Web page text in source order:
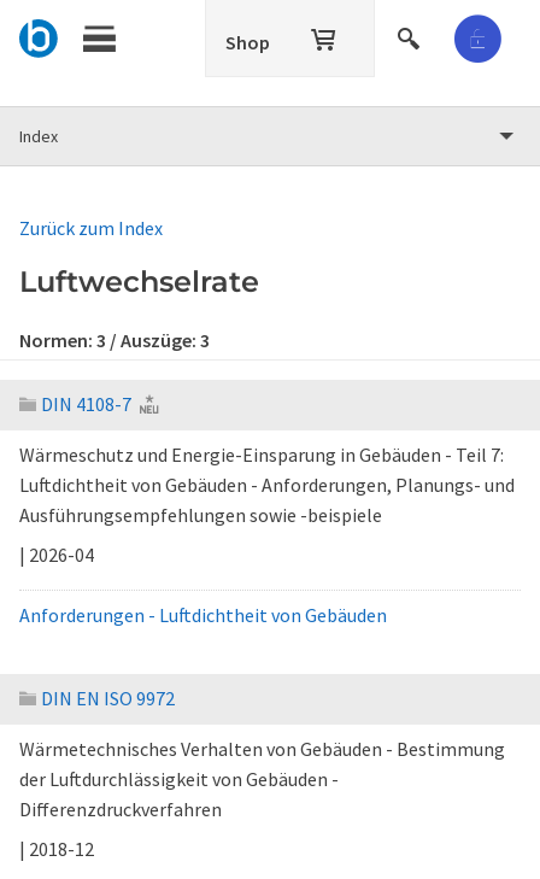
Shop
Index
Zurück zum Index
Luftwechselrate
Normen: 3 / Auszüge: 3
DIN 4108-7
Wärmeschutz und Energie-Einsparung in Gebäuden - Teil 7:
Luftdichtheit von Gebäuden - Anforderungen, Planungs- und
Ausführungsempfehlungen sowie -beispiele
| 2026-04
Anforderungen - Luftdichtheit von Gebäuden
DIN EN ISO 9972
Wärmetechnisches Verhalten von Gebäuden - Bestimmung
der Luftdurchlässigkeit von Gebäuden -
Differenzdruckverfahren
| 2018-12